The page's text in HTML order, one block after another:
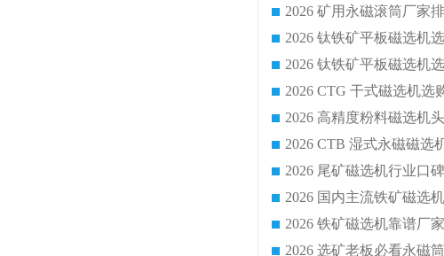
2026 CTG 干式磁选机